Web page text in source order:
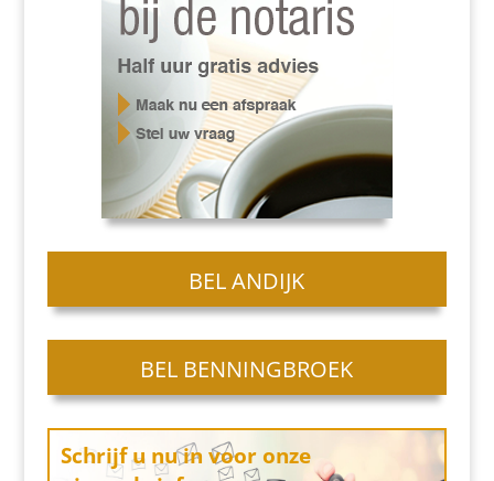
BEL ANDIJK
BEL BENNINGBROEK
Schrijf u nu in voor onze